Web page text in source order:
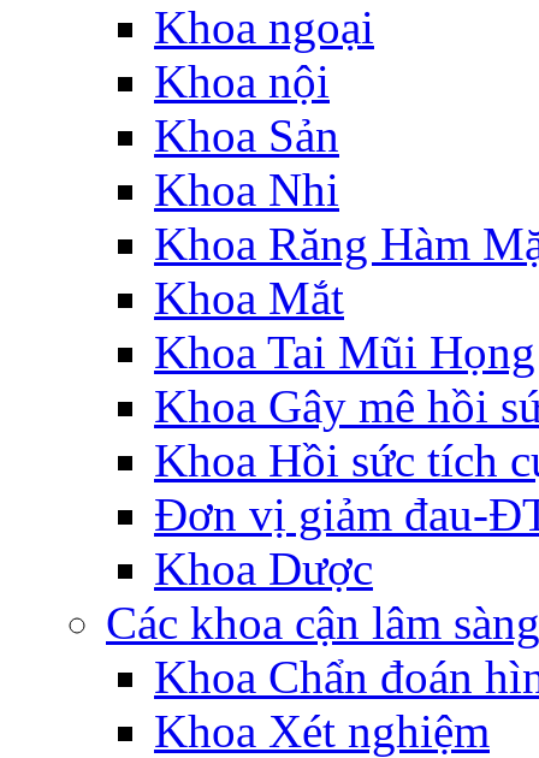
Khoa ngoại
Khoa nội
Khoa Sản
Khoa Nhi
Khoa Răng Hàm
Khoa Mắt
Khoa Tai Mũi Họng
Khoa Gây mê hồi
Khoa Hồi sức tích
Đơn vị giảm đau-
Khoa Dược
Các khoa cận lâm sàng
Khoa Chẩn đoán
Khoa Xét nghiệm